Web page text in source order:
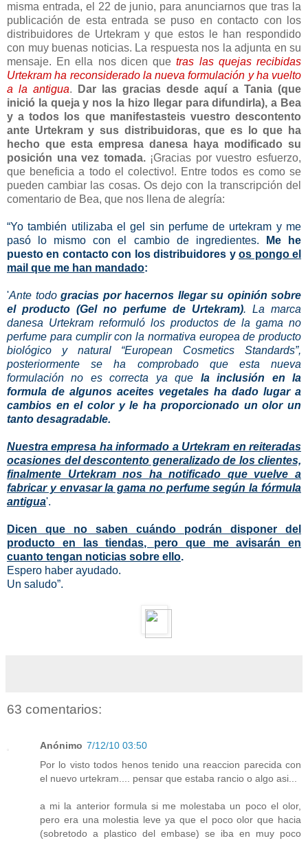
misma entrada, el 22 de junio, para anunciarnos que tras la
publicación de esta entrada se puso en contacto con los
distribuidores de Urtekram y que estos le han respondido
con muy buenas noticias. La respuesta nos la adjunta en su
mensaje. En ella nos dicen quetras las quejas recibidas
Urtekram ha reconsiderado la nueva formulación y ha vuelto
a la antigua.
Dar las gracias desde aquí a Tania (que
inició la queja y nos la hizo llegar para difundirla), a Bea
y a todos los que manifestasteis vuestro descontento
ante Urtekram y sus distribuidoras, que es lo que ha
hecho que esta empresa danesa haya modificado su
posición una vez tomada.¡Gracias por vuestro esfuerzo,
que beneficia a todo el colectivo!. Entre todos es como se
pueden cambiar las cosas. Os dejo con la transcripción del
comentario de Bea, que nos llena de alegría:
“Yo también utilizaba el gel sin perfume de urtekram y me
pasó lo mismo con el cambio de ingredientes.
Me he
puesto en contacto con los distribuidores yos pongo el
mail que me han mandado:
'Ante todo gracias por hacernos llegar su opinión sobre
el producto (Gel no perfume de Urtekram). La marca
danesa Urtekram reformuló los productos de la gama no
perfume para cumplir con la normativa europea de producto
biológico y natural “European Cosmetics Standards”,
posteriormente se ha comprobado que esta nueva
formulación no es correcta ya que la inclusión en la
formula de algunos aceites vegetales ha dado lugar a
cambios en el color y le ha proporcionado un olor un
tanto desagradable.
Nuestra empresa ha informado a Urtekram en reiteradas
ocasiones del descontento generalizado de los clientes,
finalmente Urtekram nos ha notificado que vuelve a
fabricar y envasar la gama no perfume según la fórmula
antigua'.
Dicen que no saben cuándo podrán disponer del
producto en las tiendas, pero que me avisarán en
cuanto tengan noticias sobre ello.
Espero haber ayudado.
Un saludo”.
63 comentarios:
Anónimo 7/12/10 03:50
Por lo visto todos henos tenido una reaccion parecida con
el nuevo urtekram.... pensar que estaba rancio o algo asi...
a mi la anterior formula si me molestaba un poco el olor,
pero era una molestia leve ya que el poco olor que hacia
(sobretodo a plastico del embase) se iba en muy poco